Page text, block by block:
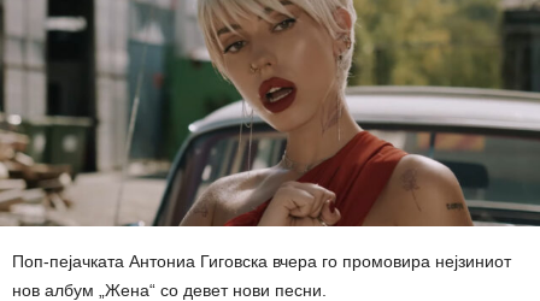
Поп-пејачката Антониа Гиговска вчера го промовира нејзиниот
нов албум „Жена“ со девет нови песни.